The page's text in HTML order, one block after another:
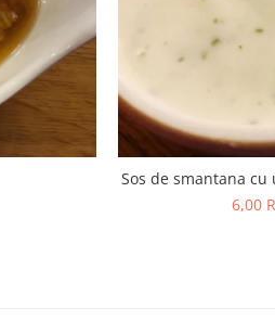
Sos de smantana
6,00